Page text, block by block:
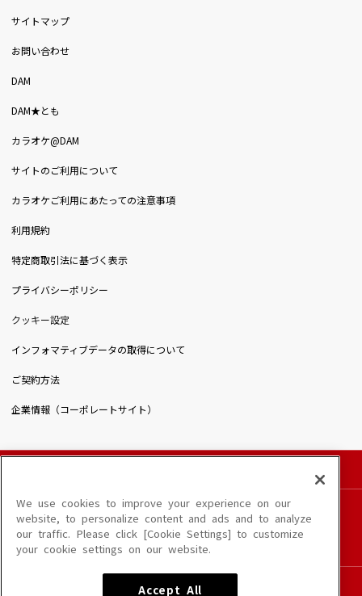
サイトマップ
お問い合わせ
DAM
DAM★とも
カラオケ@DAM
サイトのご利用について
カラオケご利用にあたっての注意事項
利用規約
特定商取引法に基づく表示
プライバシーポリシー
クッキー設定
インフォマティブデータの取得について
ご契約方法
企業情報（コーポレートサイト）
このサイトに掲載されている一切の文章・画像・写真・動画・音声等を、手段や形態を
問わず、著作権法の定める範囲を超えて無断で複製、転載、ファイル化などすることを
禁じます。
楽曲によりMYリスト保存ができない場合があります。
We use cookies to improve your experience on our
website, to personalize content and ads and to analyze
our traffic. Please click [Cookie Settings] to customize
your cookie settings on our website.
Accept All